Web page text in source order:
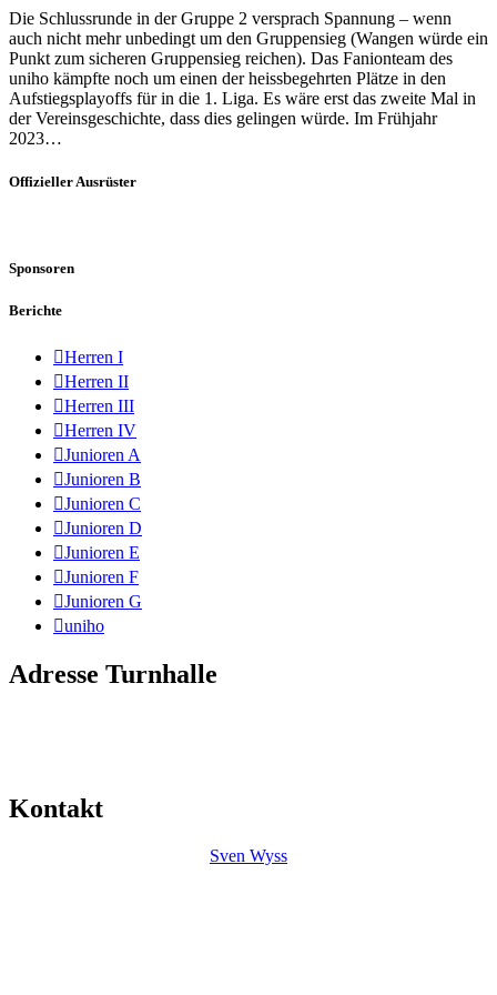
Die Schlussrunde in der Gruppe 2 versprach Spannung – wenn
auch nicht mehr unbedingt um den Gruppensieg (Wangen würde ein
Punkt zum sicheren Gruppensieg reichen). Das Fanionteam des
uniho kämpfte noch um einen der heissbegehrten Plätze in den
Aufstiegsplayoffs für in die 1. Liga. Es wäre erst das zweite Mal in
der Vereinsgeschichte, dass dies gelingen würde. Im Frühjahr
2023…
Offizieller Ausrüster
Sponsoren
Berichte
Herren I
Herren II
Herren III
Herren IV
Junioren A
Junioren B
Junioren C
Junioren D
Junioren E
Junioren F
Junioren G
uniho
Adresse Turnhalle
Kontakt
Sven Wyss